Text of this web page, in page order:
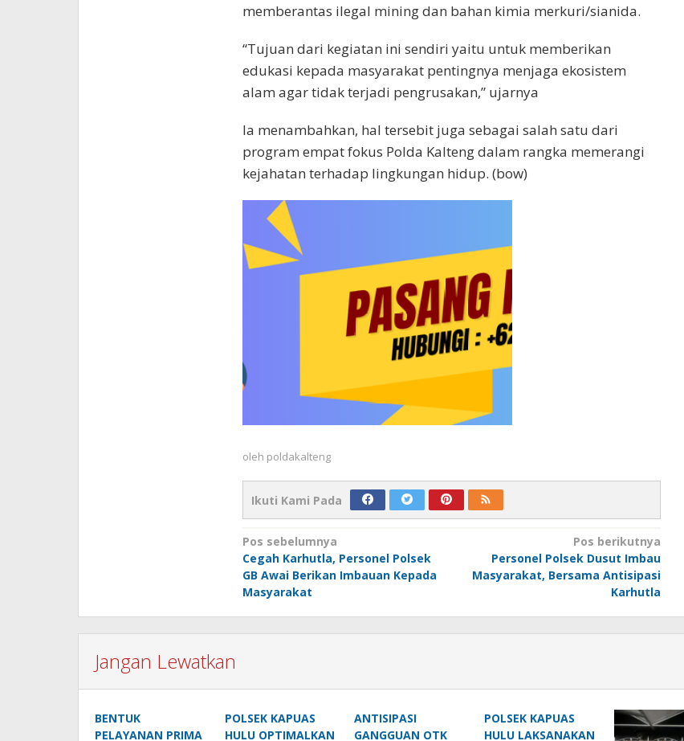
memberantas ilegal mining dan bahan kimia merkuri/sianida.
“Tujuan dari kegiatan ini sendiri yaitu untuk memberikan
edukasi kepada masyarakat pentingnya menjaga ekosistem
alam agar tidak terjadi pengrusakan,” ujarnya
Ia menambahkan, hal tersebit juga sebagai salah satu dari
program empat fokus Polda Kalteng dalam rangka memerangi
kejahatan terhadap lingkungan hidup. (bow)
oleh poldakalteng
Ikuti Kami Pada
Navigasi
pos
Pos sebelumnya
Cegah Karhutla, Personel Polsek
GB Awai Berikan Imbauan Kepada
Masyarakat
Pos berikutnya
Personel Polsek Dusut Imbau
Masyarakat, Bersama Antisipasi
Karhutla
Jangan Lewatkan
BENTUK
PELAYANAN PRIMA
POLSEK KAPUAS
HULU OPTIMALKAN
ANTISIPASI
GANGGUAN OTK
POLSEK KAPUAS
HULU LAKSANAKAN